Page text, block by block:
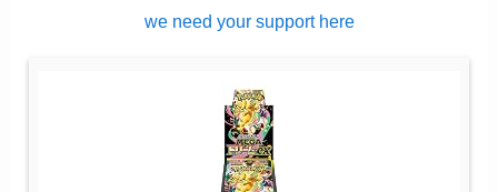
we need your support here